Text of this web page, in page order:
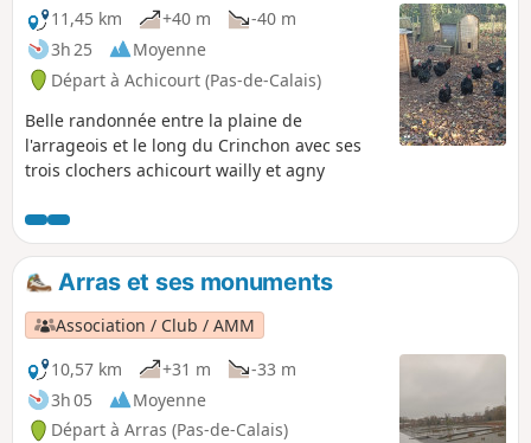
11,45 km
+40 m
-40 m
3h 25
Moyenne
Départ à Achicourt (Pas-de-Calais)
Belle randonnée entre la plaine de
l'arrageois et le long du Crinchon avec ses
trois clochers achicourt wailly et agny
Arras et ses monuments
Association / Club / AMM
10,57 km
+31 m
-33 m
3h 05
Moyenne
Départ à Arras (Pas-de-Calais)